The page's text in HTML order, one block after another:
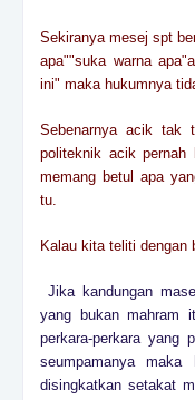
Sekiranya mesej spt
apa""suka warna
ini" maka hukumnya
Sebenarnya acik tak
politeknik acik pernah
memang betul apa
tu.
Kalau kita teliti
Jika kandungan
yang bukan mahram
perkara-perkara yang
seumpamanya
disingkatkan setakat